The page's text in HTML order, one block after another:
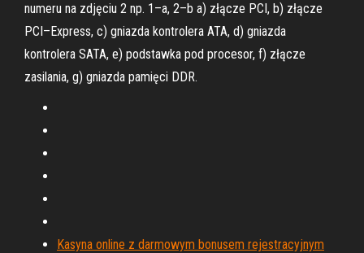
numeru na zdjęciu 2 np. 1–a, 2–b a) złącze PCI, b) złącze
PCI–Express, c) gniazda kontrolera ATA, d) gniazda
kontrolera SATA, e) podstawka pod procesor, f) złącze
zasilania, g) gniazda pamięci DDR.
Kasyna online z darmowym bonusem rejestracyjnym